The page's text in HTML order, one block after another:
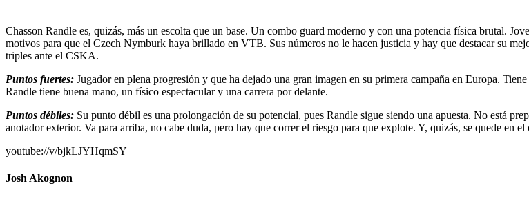
Chasson Randle es, quizás, más un escolta que un base. Un combo guard moderno y con una potencia física brutal.
motivos para que el Czech Nymburk haya brillado en VTB. Sus números no le hacen justicia y hay que destacar su
triples ante el CSKA.
Puntos fuertes: Jugador en plena progresión y que ha dejado una gran imagen en su primera campaña en Europa.
Randle tiene buena mano, un físico espectacular y una carrera por delante.
Puntos débiles: Su punto débil es una prolongación de su potencial, pues Randle sigue siendo una apuesta. No está
anotador exterior. Va para arriba, no cabe duda, pero hay que correr el riesgo para que explote. Y, quizás, se quede en
youtube://v/bjkLJYHqmSY
Josh Akognon